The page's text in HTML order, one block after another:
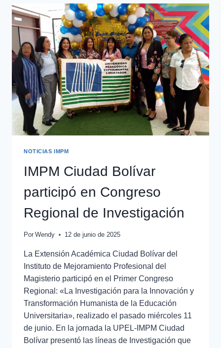
NOTICIAS IMPM
IMPM Ciudad Bolívar
participó en Congreso
Regional de Investigación
Por Wendy 12 de junio de 2025
La Extensión Académica Ciudad Bolívar del
Instituto de Mejoramiento Profesional del
Magisterio participó en el Primer Congreso
Regional: «La Investigación para la Innovación y
Transformación Humanista de la Educación
Universitaria», realizado el pasado miércoles 11
de junio. En la jornada la UPEL-IMPM Ciudad
Bolívar presentó las líneas de Investigación que